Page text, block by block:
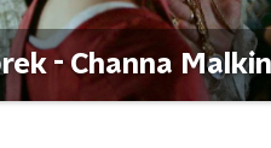
- Channa Malkin